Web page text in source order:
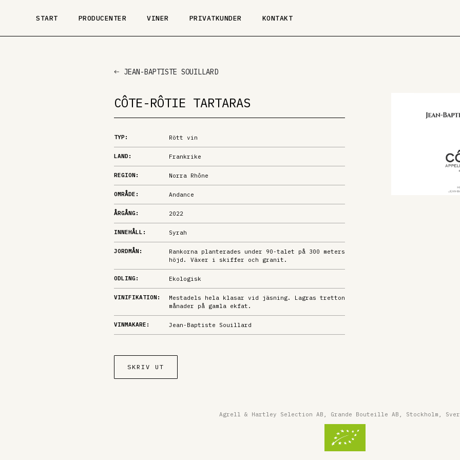
START PRODUCENTER VINER PRIVATKUNDER KONTAKT
JEAN-BAPTISTE SOUILLARD
CÔTE-RÔTIE TARTARAS
TYP: Rött vin
LAND: Frankrike
REGION: Norra Rhône
OMRÅDE: Andance
ÅRGÅNG: 2022
INNEHÅLL: Syrah
JORDMÅN:
Rankorna planterades under 90-talet på 300 meters
höjd. Växer i skiffer och granit.
ODLING: Ekologisk
VINIFIKATION:
Mestadels hela klasar vid jäsning. Lagras tretton
månader på gamla ekfat.
VINMAKARE: Jean-Baptiste Souillard
SKRIV UT
Agrell & Hartley Selection AB, Grande Bouteille AB, Stockholm,